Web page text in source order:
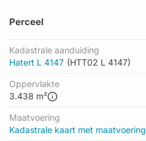
Perceel
Kadastrale aanduiding
Hatert L 4147 (HTT02 L 4147)
Oppervlakte
3.438 m²
Maatvoering
Kadastrale kaart met maatvoering